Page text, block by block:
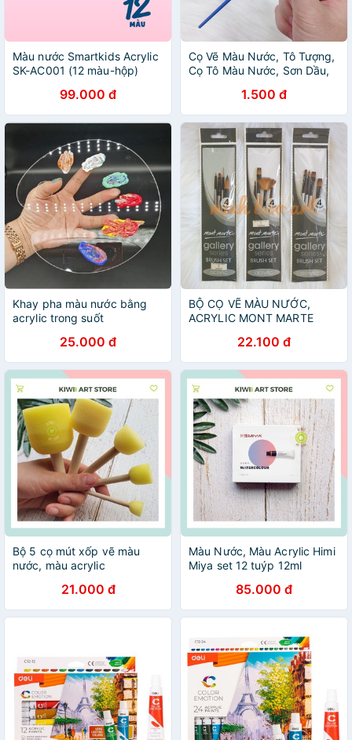
Màu nước Smartkids Acrylic
SK-AC001 (12 màu-hộp)
99.000 đ
Cọ Vẽ Màu Nước, Tô Tượng,
Cọ Tô Màu Nước, Sơn Dầu,
1.500 đ
Khay pha màu nước bằng
acrylic trong suốt
25.000 đ
BỘ CỌ VẼ MÀU NƯỚC,
ACRYLIC MONT MARTE
22.100 đ
Bộ 5 cọ mút xốp vẽ màu
nước, màu acrylic
21.000 đ
Màu Nước, Màu Acrylic Himi
Miya set 12 tuýp 12ml
85.000 đ